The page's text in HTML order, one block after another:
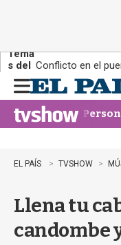
Tema
s del
día:
Conflicto en el
n
u
EL PAÍS TVSHOW
Llena tu
candombe